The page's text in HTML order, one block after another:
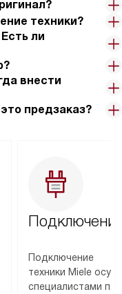
техники?
ли
внести
предзаказ?
Подключение
техники Miele
специалистами